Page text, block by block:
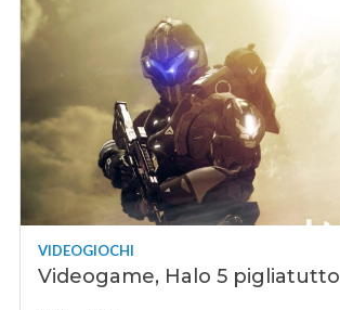
VIDEOGIOCHI
Videogame, Halo 5 pigliatutto